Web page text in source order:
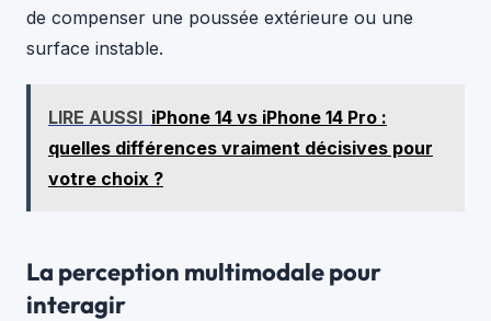
de compenser une poussée extérieure ou une
surface instable.
LIRE AUSSI iPhone 14 vs iPhone 14 Pro :
quelles différences vraiment décisives pour
votre choix ?
La perception multimodale pour
interagir